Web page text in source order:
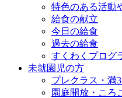
特色のある活動
給食の献立
今日の給食
過去の給食
すくわくプログ
未就園児の方
プレクラス・満
園庭開放・ころ